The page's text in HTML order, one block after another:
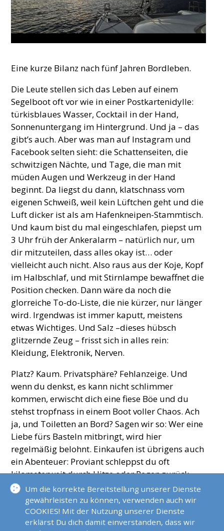
Eine kurze Bilanz nach fünf Jahren Bordleben.
Die Leute stellen sich das Leben auf einem
Segelboot oft vor wie in einer Postkartenidylle:
türkisblaues Wasser, Cocktail in der Hand,
Sonnenuntergang im Hintergrund. Und ja – das
gibt’s auch. Aber was man auf Instagram und
Facebook selten sieht: die Schattenseiten, die
schwitzigen Nächte, und Tage, die man mit
müden Augen und Werkzeug in der Hand
beginnt. Da liegst du dann, klatschnass vom
eigenen Schweiß, weil kein Lüftchen geht und die
Luft dicker ist als am Hafenkneipen-Stammtisch.
Und kaum bist du mal eingeschlafen, piepst um
3 Uhr früh der Ankeralarm – natürlich nur, um
dir mitzuteilen, dass alles okay ist… oder
vielleicht auch nicht. Also raus aus der Koje, Kopf
im Halbschlaf, und mit Stirnlampe bewaffnet die
Position checken. Dann wäre da noch die
glorreiche To-do-Liste, die nie kürzer, nur länger
wird. Irgendwas ist immer kaputt, meistens
etwas Wichtiges. Und Salz –dieses hübsch
glitzernde Zeug – frisst sich in alles rein:
Kleidung, Elektronik, Nerven.
Platz? Kaum. Privatsphäre? Fehlanzeige. Und
wenn du denkst, es kann nicht schlimmer
kommen, erwischt dich eine fiese Böe und du
stehst tropfnass in einem Boot voller Chaos. Ach
ja, und Toiletten an Bord? Sagen wir so: Wer eine
Liebe fürs Basteln mitbringt, wird hier
regelmäßig belohnt. Einkaufen ist übrigens auch
ein Abenteuer: Proviant schleppst du oft
kilometerweit durch Hitze oder Regen zurück
zum Dinghi – und wehe, du hast was vergessen.
Nochmal losfahren? Viel Spaß.
Segeln ist kein Dauerurlaub. Es ist ein Leben mit
Um die korrekte Bereitstellung unserer Dienste
gewährleisten zu können, verwenden auch wir
COOKIES! Mit der Nutzung unserer Dienste
erklärst Du dich damit einverstanden, dass wir